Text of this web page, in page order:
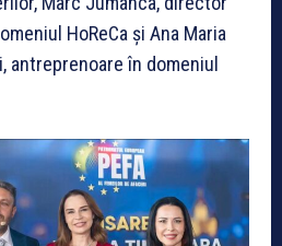
HoReCa și Ana Maria
antreprenoare în domeniul